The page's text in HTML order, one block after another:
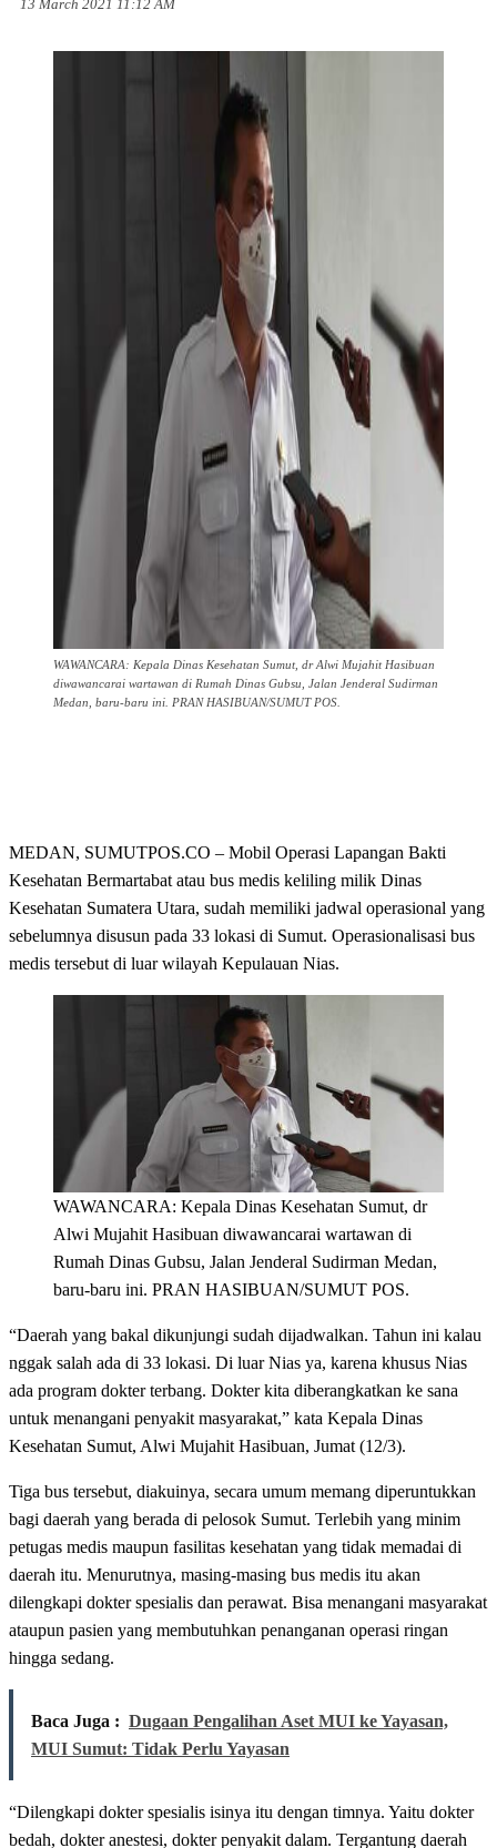
13 March 2021 11:12 AM
WAWANCARA: Kepala Dinas Kesehatan Sumut, dr Alwi Mujahit Hasibuan
diwawancarai wartawan di Rumah Dinas Gubsu, Jalan Jenderal Sudirman
Medan, baru-baru ini. PRAN HASIBUAN/SUMUT POS.
MEDAN, SUMUTPOS.CO – Mobil Operasi Lapangan Bakti
Kesehatan Bermartabat atau bus medis keliling milik Dinas
Kesehatan Sumatera Utara, sudah memiliki jadwal operasional yang
sebelumnya disusun pada 33 lokasi di Sumut. Operasionalisasi bus
medis tersebut di luar wilayah Kepulauan Nias.
WAWANCARA: Kepala Dinas Kesehatan Sumut, dr
Alwi Mujahit Hasibuan diwawancarai wartawan di
Rumah Dinas Gubsu, Jalan Jenderal Sudirman Medan,
baru-baru ini. PRAN HASIBUAN/SUMUT POS.
“Daerah yang bakal dikunjungi sudah dijadwalkan. Tahun ini kalau
nggak salah ada di 33 lokasi. Di luar Nias ya, karena khusus Nias
ada program dokter terbang. Dokter kita diberangkatkan ke sana
untuk menangani penyakit masyarakat,” kata Kepala Dinas
Kesehatan Sumut, Alwi Mujahit Hasibuan, Jumat (12/3).
Tiga bus tersebut, diakuinya, secara umum memang diperuntukkan
bagi daerah yang berada di pelosok Sumut. Terlebih yang minim
petugas medis maupun fasilitas kesehatan yang tidak memadai di
daerah itu. Menurutnya, masing-masing bus medis itu akan
dilengkapi dokter spesialis dan perawat. Bisa menangani masyarakat
ataupun pasien yang membutuhkan penanganan operasi ringan
hingga sedang.
Baca Juga : Dugaan Pengalihan Aset MUI ke Yayasan,
MUI Sumut: Tidak Perlu Yayasan
“Dilengkapi dokter spesialis isinya itu dengan timnya. Yaitu dokter
bedah, dokter anestesi, dokter penyakit dalam. Tergantung daerah